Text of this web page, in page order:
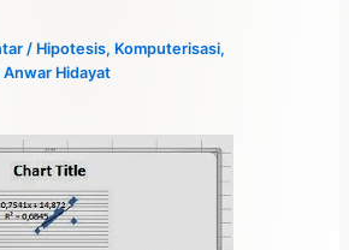
/ Hipotesis, Komputerisasi,
Anwar Hidayat